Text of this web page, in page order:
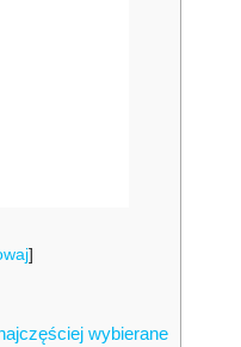
]
wybierane